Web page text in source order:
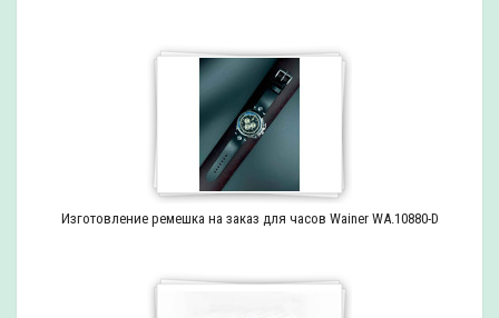
Изготовление ремешка на заказ для часов Wainer WA.10880-D